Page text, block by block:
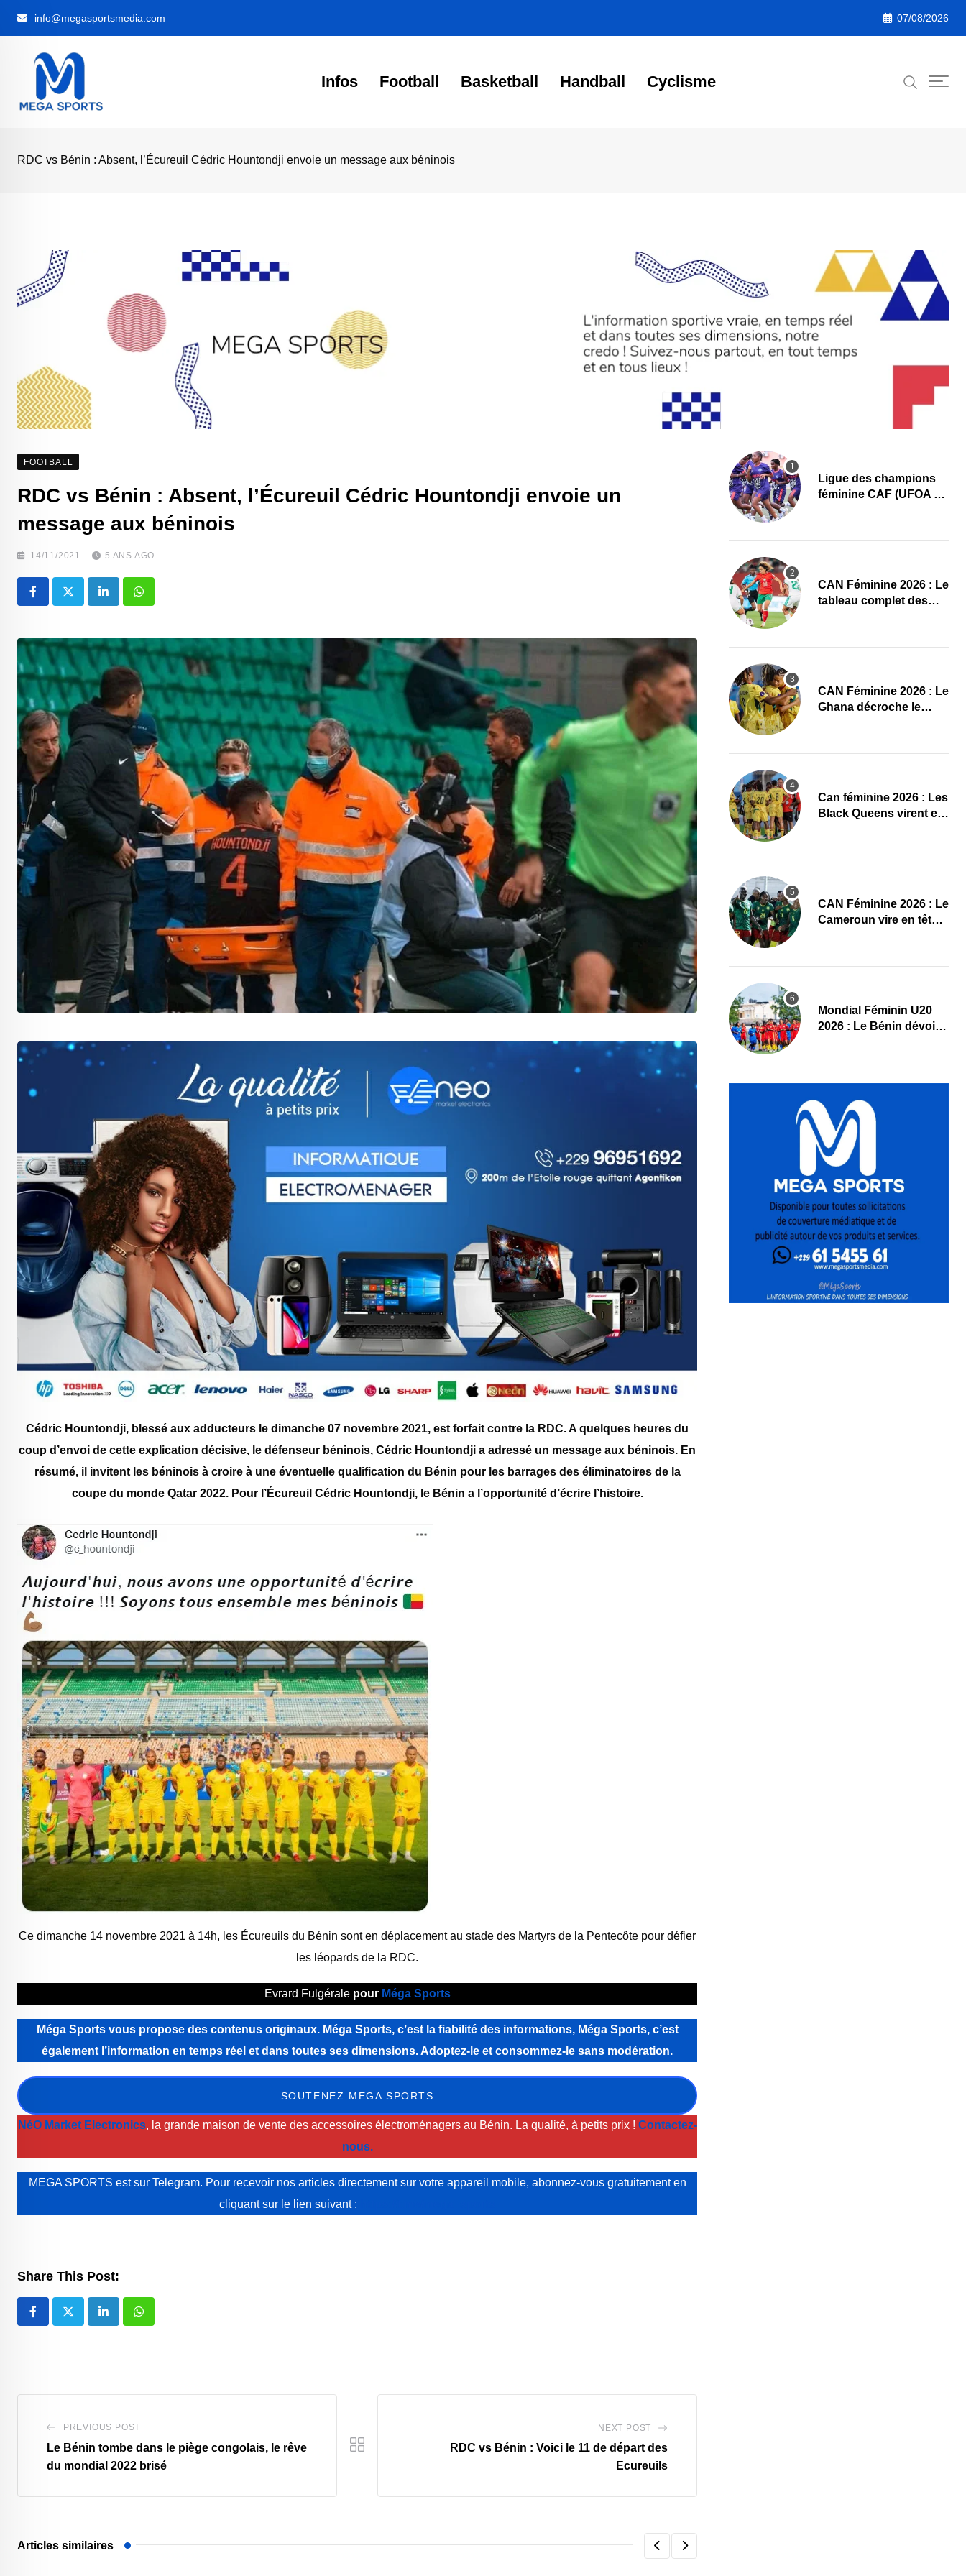
info@megasportsmedia.com 07/08/2026
Infos Football Basketball Handball Cyclisme
RDC vs Bénin : Absent, l’Écureuil Cédric Hountondji envoie un message aux béninois
FOOTBALL
RDC vs Bénin : Absent, l’Écureuil Cédric Hountondji envoie un
message aux béninois
14/11/2021 5 ANS AGO
LinkedIn Whatsapp
Cédric Hountondji, blessé aux adducteurs le dimanche 07 novembre 2021, est forfait contre la RDC. A quelques heures du
coup d’envoi de cette explication décisive, le défenseur béninois, Cédric Hountondji a adressé un message aux béninois. En
résumé, il invitent les béninois à croire à une éventuelle qualification du Bénin pour les barrages des éliminatoires de la
coupe du monde Qatar 2022. Pour l’Écureuil Cédric Hountondji, le Bénin a l’opportunité d’écrire l’histoire.
Ce dimanche 14 novembre 2021 à 14h, les Écureuils du Bénin sont en déplacement au stade des Martyrs de la Pentecôte pour défier
les léopards de la RDC.
Evrard Fulgérale pour Méga Sports
Méga Sports vous propose des contenus originaux. Méga Sports, c’est la fiabilité des informations, Méga Sports, c’est
également l’information en temps réel et dans toutes ses dimensions. Adoptez-le et consommez-le sans modération.
SOUTENEZ MEGA SPORTS
NéO Market Electronics, la grande maison de vente des accessoires électroménagers au Bénin. La qualité, à petits prix ! Contactez-
nous.
MEGA SPORTS est sur Telegram. Pour recevoir nos articles directement sur votre appareil mobile, abonnez-vous gratuitement en
cliquant sur le lien suivant :
Share This Post:
LinkedInWhatsapp
PREVIOUS POST
Le Bénin tombe dans le piège congolais, le rêve
du mondial 2022 brisé
NEXT POST
RDC vs Bénin : Voici le 11 de départ des
Ecureuils
Articles similaires
Ligue des champions
féminine CAF (UFOA A)
en Gambie
CAN Féminine 2026 : Le
tableau complet des
CAN Féminine 2026 : Le
Ghana décroche le
bien
‎Can féminine 2026 : Les
Black Queens virent en
CAN Féminine 2026 : Le
Cameroun vire en tête
Mondial Féminin U20
2026 : Le Bénin dévoile